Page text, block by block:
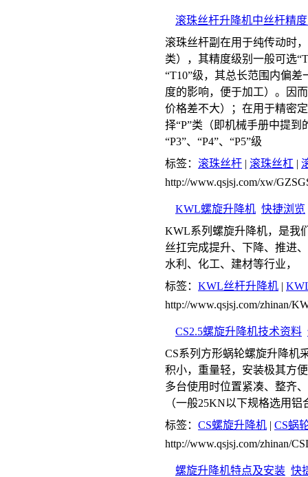
滚珠丝杆升降机中丝杆精
滚珠丝杆副在用于纯传动时
类），其精度级别一般可选
“T10”级，其总长范围内偏
度的影响，便于加工）。因
价格差不大）；在用于精密
择“P”类（即机械手册中提到
“P3”、“P4”、“P5”级
标签： 滚珠丝杆 | 滚珠丝杠 |
http://www.qsjsj.com/xw/
KWL螺旋升降机 快捷浏览
KWL系列螺旋升降机，是我
丝扛完成提升、下降、推进
水利、化工、建材等行业，
标签： KWL丝杆升降机 |
http://www.qsjsj.com/zhinan/
CS2.5螺旋升降机技术资料
CS系列方形蜗轮螺旋升降机
积小，重量轻，安装极其方
多台使用时位置紧凑、整齐
（一般25KN以下规格选用
标签： CS螺旋升降机 | CS蜗
http://www.qsjsj.com/zhinan/
螺旋升降机特点及安装 快